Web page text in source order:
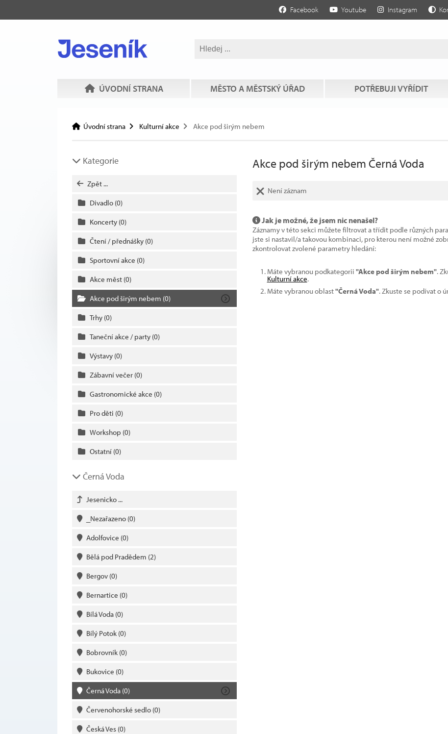
Facebook Youtube Instagram
ÚVODNÍ STRANA MĚSTO A MĚSTSKÝ ÚŘAD POTŘEBUJI VYŘÍDIT
Úvodní strana Kulturní akce Akce pod širým nebem
Kategorie
Zpět ...
Divadlo (0)
Koncerty (0)
Čtení / přednášky (0)
Sportovní akce (0)
Akce měst (0)
Akce pod širým nebem (0)
Trhy (0)
Taneční akce / party (0)
Výstavy (0)
Zábavní večer (0)
Gastronomické akce (0)
Pro děti (0)
Workshop (0)
Ostatní (0)
Černá Voda
Jesenicko ...
_Nezařazeno (0)
Adolfovice (0)
Bělá pod Pradědem (2)
Bergov (0)
Bernartice (0)
Bílá Voda (0)
Bílý Potok (0)
Bobrovník (0)
Bukovice (0)
Černá Voda (0)
Červenohorské sedlo (0)
Česká Ves (0)
Akce pod širým nebem Černá Voda
Není záznam
Jak je možné, že jsem nic nenašel?
Záznamy v této sekci můžete filtrovat a třídit podle různých
jste si nastavil/a takovou kombinaci, pro kterou není možné
zkontrolovat zvolené parametry hledání:
Máte vybranou podkategorii "Akce pod širým nebem".
Kulturní akce.
Máte vybranou oblast"Černá Voda". Zkuste se podívat o